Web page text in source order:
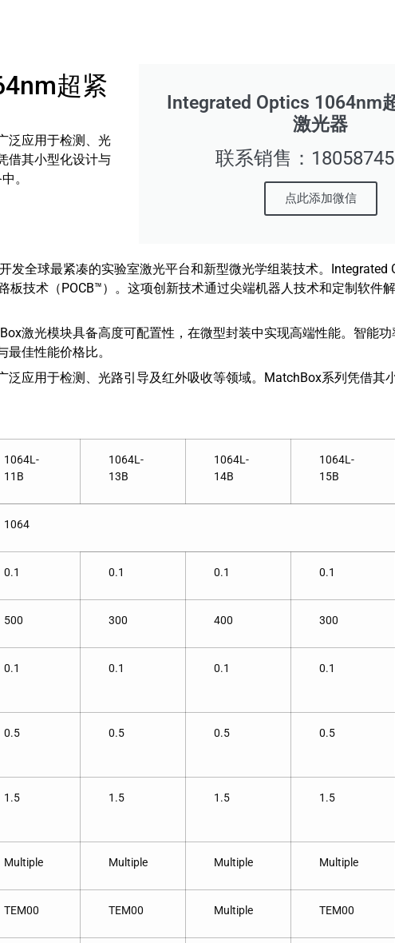
超紧
泛应用于检测、光
借其小型化设计与
。
Integrated Optics 1064nm
激光器
联系销售：
点此添加微信
发全球最紧凑的实验室激光平台和新型微光学组装技术。Integrated
技术（POCB™）。这项创新技术通过尖端机器人技术和定制软件
激光模块具备高度可配置性，在微型封装中实现高端性能。智能
佳性能价格比。
泛应用于检测、光路引导及红外吸收等领域。MatchBox系列凭借其
1064L-
11B
1064L-
13B
1064L-
14B
1064L-
15B
1064
0.1 0.1 0.1 0.1
500 300 400 300
0.1 0.1 0.1 0.1
0.5 0.5 0.5 0.5
1.5 1.5 1.5 1.5
Multiple Multiple Multiple Multiple
TEM00 TEM00 Multiple TEM00